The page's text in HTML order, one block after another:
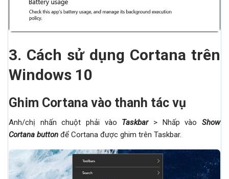
3. Cách sử dụng Cortana trên
Windows 10
Ghim Cortana vào thanh tác vụ
Anh/chị nhấn chuột phải vào Taskbar > Nhấp vàoShow
Cortana button để Cortana được ghim trên Taskbar.